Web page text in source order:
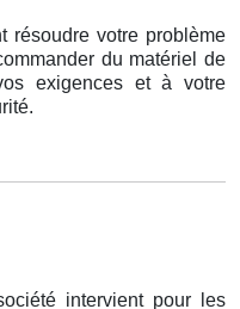
résoudre votre problème
du matériel de
exigences et à votre
intervient pour les